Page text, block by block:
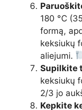
180 °C
formą,
keksiukų
aliejumi.
Supilkite
keksiukų
2/3 jo
Kepkite